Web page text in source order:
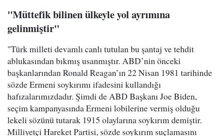
"Müttefik bilinen ülkeyle yol ayrımına
gelinmiştir"
"Türk milleti devamlı canlı tutulan bu şantaj ve tehdit
ablukasından bıkmış usanmıştır. ABD’nin önceki
başkanlarından Ronald Reagan’ın 22 Nisan 1981 tarihinde
sözde Ermeni soykırımı ifadesini kullandığı
hafızalarımızdadır. Şimdi de ABD Başkanı Joe Biden,
seçim kampanyasında Ermeni lobilerine vermiş olduğu
lekeli sözünü tutarak 1915 olaylarına soykırım demiştir.
Milliyetçi Hareket Partisi, sözde soykırım suçlamasını